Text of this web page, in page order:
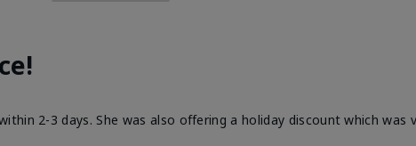
2-3 days. She was also offering a holiday discount which was